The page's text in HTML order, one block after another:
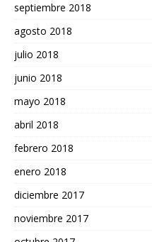
septiembre 2018
agosto 2018
julio 2018
junio 2018
mayo 2018
abril 2018
febrero 2018
enero 2018
diciembre 2017
noviembre 2017